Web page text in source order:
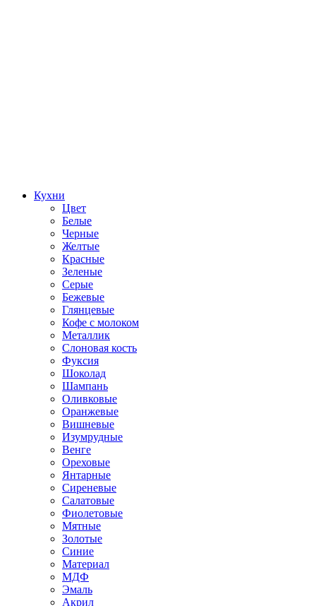
Кухни
Цвет
Белые
Черные
Желтые
Красные
Зеленые
Серые
Бежевые
Глянцевые
Кофе с молоком
Металлик
Слоновая кость
Фуксия
Шоколад
Шампань
Оливковые
Оранжевые
Вишневые
Изумрудные
Венге
Ореховые
Янтарные
Сиреневые
Салатовые
Фиолетовые
Мятные
Золотые
Синие
Материал
МДФ
Эмаль
Акрил